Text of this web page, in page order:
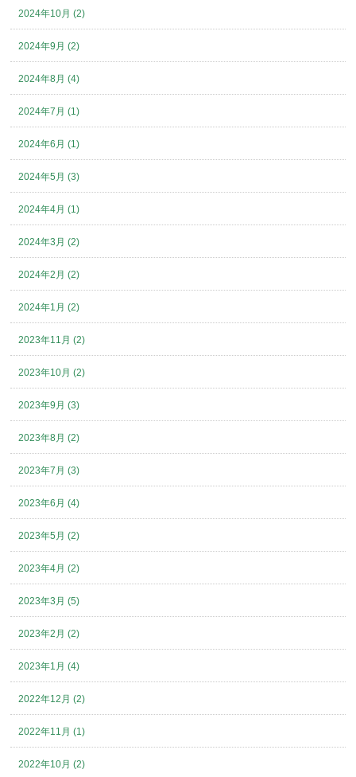
2024年10月 (2)
2024年9月 (2)
2024年8月 (4)
2024年7月 (1)
2024年6月 (1)
2024年5月 (3)
2024年4月 (1)
2024年3月 (2)
2024年2月 (2)
2024年1月 (2)
2023年11月 (2)
2023年10月 (2)
2023年9月 (3)
2023年8月 (2)
2023年7月 (3)
2023年6月 (4)
2023年5月 (2)
2023年4月 (2)
2023年3月 (5)
2023年2月 (2)
2023年1月 (4)
2022年12月 (2)
2022年11月 (1)
2022年10月 (2)